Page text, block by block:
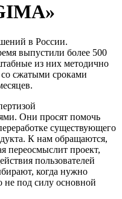
в России.
выпустили более 500
из них методично
сжатыми сроками
Они просят помочь
существующего
К нам обращаются,
переосмыслит проект,
пользователей
когда нужно
не под силу основной